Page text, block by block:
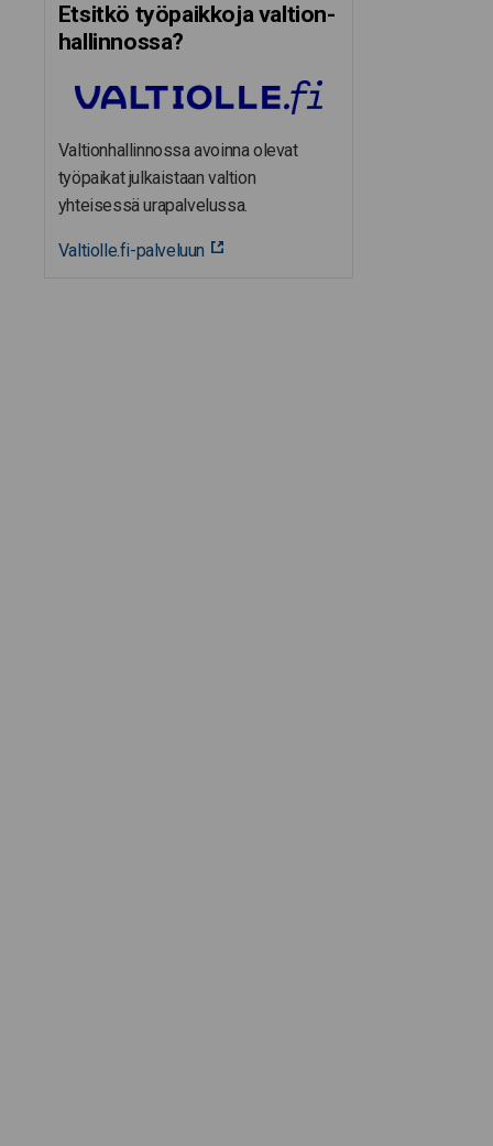
Etsitkö työpaikkoja valtion­
hal­lin­nossa?
Valtionhallinnossa avoinna olevat
työpaikat julkaistaan valtion
yhteisessä urapalvelussa.
Valtiolle.fi-palveluun